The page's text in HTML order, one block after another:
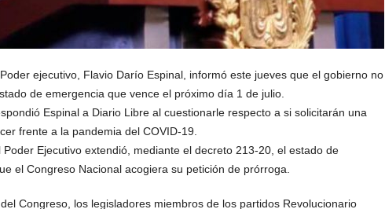
ejecutivo, Flavio Darío Espinal, informó este jueves que el gobierno no
de emergencia que vence el próximo día 1 de julio.
Espinal a Diario Libre al cuestionarle respecto a si solicitarán una
frente a la pandemia del COVID-19.
Ejecutivo extendió, mediante el decreto 213-20, el estado de
el Congreso Nacional acogiera su petición de prórroga.
Congreso, los legisladores miembros de los partidos Revolucionario